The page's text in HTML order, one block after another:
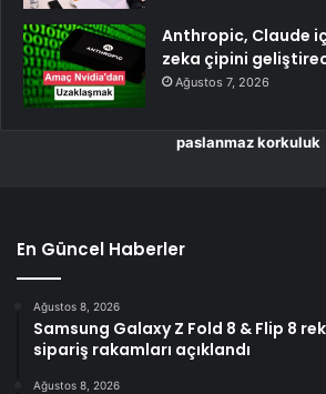
Anthropic, Claude
zeka çipini
Ağustos 7, 2026
paslanmaz korkuluk
En Güncel Haberler
Ağustos 8, 2026
Samsung Galaxy Z Fold 8 & Flip 8
sipariş rakamları açıklandı
Ağustos 8, 2026